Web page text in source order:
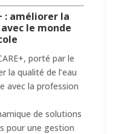
: améliorer la
le monde
porté par le
la qualité de l’eau
avec la profession
de solutions
pour une gestion